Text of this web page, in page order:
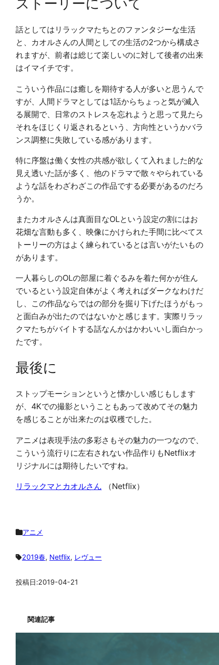
話としてはリラックマたちとのファンタジーな生活
と、カオルさんの人間としての生活の2つから構成さ
れますが、前者は総じて楽しいのに対して後者の出来
はイマイチです。
こういう作品には癒しを期待する人が多いと思うんで
すが、人間ドラマとしては1話からちょっと気が滅入
る展開で、日常のストレスを忘れようと思って見たら
それをほじくり返されるという、方向性というかバラ
ンス調整に失敗している感があります。
特に序盤は働く女性の共感が欲しくて入れました的な
見え透いた話が多く、他のドラマで散々やられている
ような話をわざわざこの作品でする必要があるのだろ
うか。
またカオルさんは真面目なOLという設定の割にはお
花畑な言動も多く、映像にかけられた手間に比べてス
トーリーの方はよく練られているとは言いがたいもの
があります。
一人暮らしのOLの部屋に着ぐるみを着た何かが住ん
でいるという設定自体がよく考えればダークなわけだ
し、この作品ならではの部分を掘り下げたほうがもっ
と面白みが出たのではないかと感じます。実際リラッ
クマたちがバイトする話なんかはかわいいし面白かっ
たです。
最後に
ストップモーションというと懐かしい感じもします
が、4Kでの撮影ということもあって改めてその魅力
を感じることが出来たのは収穫でした。
アニメは表現手法の多彩さもその魅力の一つなので、
こういう流行りに左右されない作品作りもNetflixオ
リジナルには期待したいですね。
リラックマとカオルさん （Netflix）
アニメ
2019春, Netflix, レヴュー
投稿日:2019-04-21
関連記事